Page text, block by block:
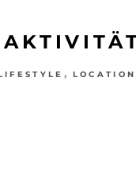
,